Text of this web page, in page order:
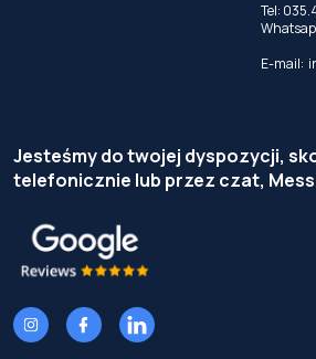
Tel:
E-mail:
Jesteśmy do twojej dyspozycji,
telefonicznie lub przez czat,